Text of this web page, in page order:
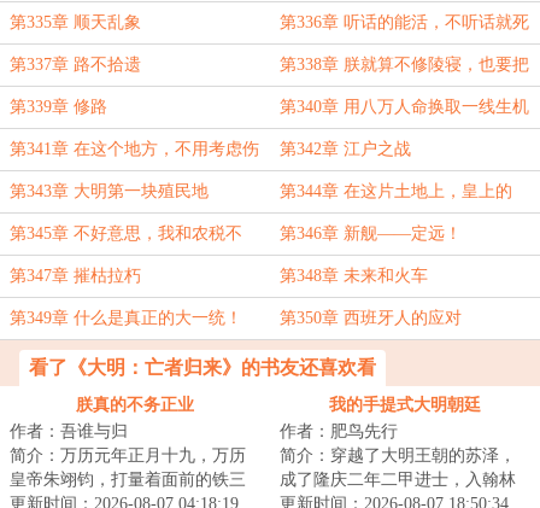
更）
第335章 顺天乱象 第336章 听话的能活，不听话就死
第337章 路不拾遗 第338章 朕就算不修陵寝，也要把
这路修好！
第339章 修路 第340章 用八万人命换取一线生机
第341章 在这个地方，不用考虑伤
天和
第342章 江户之战
第343章 大明第一块殖民地 第344章 在这片土地上，皇上的
钱，一分也不能少
第345章 不好意思，我和农税不
熟，我怕商税误会
第346章 新舰——定远！
第347章 摧枯拉朽 第348章 未来和火车
第349章 什么是真正的大一统！ 第350章 西班牙人的应对
看了《大明：亡者归来》的书友还喜欢看
朕真的不务正业
作者：吾谁与归
简介：万历元年正月十九，万历
皇帝朱翊钧，打量着面前的铁三
角。第一位盟友面相颇为和善，
更新时间：2026-08-07 04:18:19
我的手提式大明朝廷
作者：肥鸟先行
简介：穿越了大明王朝的苏泽，
成了隆庆二年二甲进士，入翰林
院庶吉士。好消息，不用卷科举
更新时间：2026-08-07 18:50:34